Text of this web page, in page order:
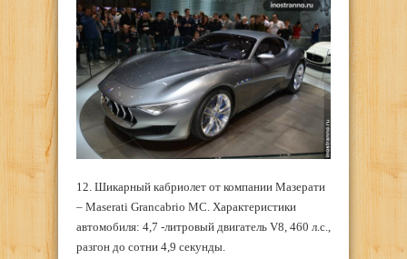
12. Шикарный кабриолет от компании Мазерати
– Maserati Grancabrio MC. Характеристики
автомобиля: 4,7 -литровый двигатель V8, 460 л.с.,
разгон до сотни 4,9 секунды.